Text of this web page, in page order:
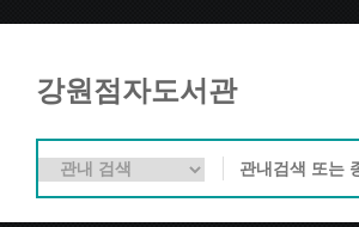
강원점자도서관